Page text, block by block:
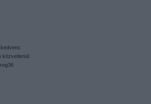
közvetlenül